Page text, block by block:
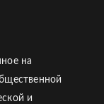
на
и